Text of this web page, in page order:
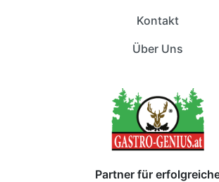
Kontakt
Über Uns
Partner für